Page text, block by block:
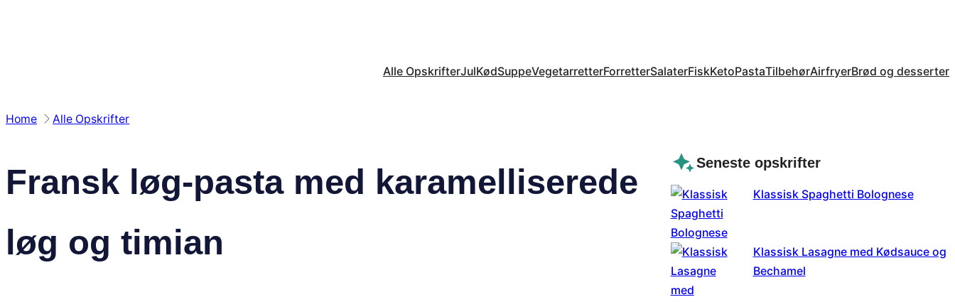
Alle OpskrifterJulKødSuppeVegetarretterForretterSalaterFiskKetoPastaTilbehørAirfryerBrød og desserter
Home Alle Opskrifter
Fransk løg-pasta med karamelliserede
løg og timian
Seneste opskrifter
Klassisk Spaghetti Bolognese
Klassisk Lasagne med Kødsauce og
Bechamel